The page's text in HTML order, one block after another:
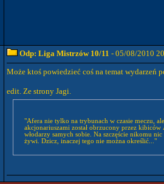
Odp: Liga Mistrzów 10/11 - 05/08/2010
Może ktoś powiedzieć coś na temat wydarzeń
edit. Ze strony Jagi.
"Afera nie tylko na trybunach w czasie meczu,
akcjonariuszami został obrzucony przez
włodarzy samych sobie. Na szczęście nikomu
żywi. Dzicz, inaczej tego nie można określić..."